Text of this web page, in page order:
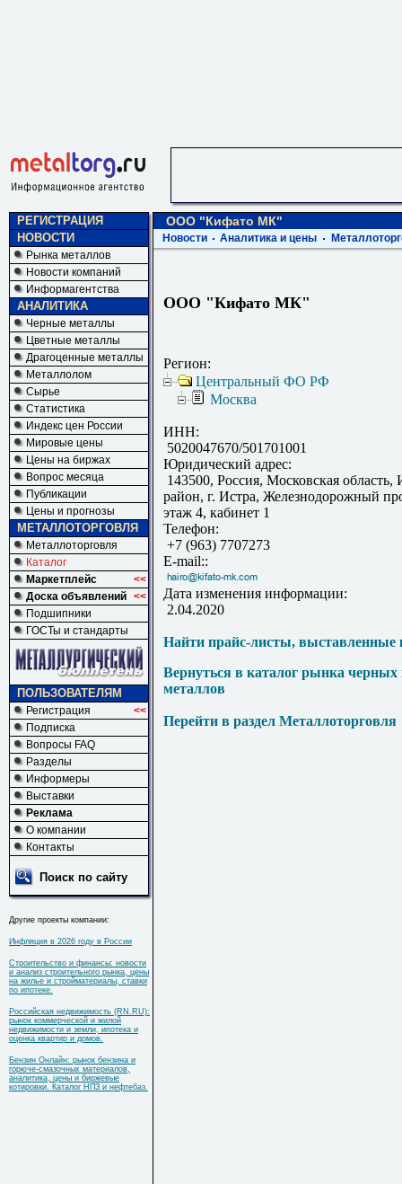
РЕГИСТРАЦИЯ
НОВОСТИ
Рынка металлов
Новости компаний
Информагентства
АНАЛИТИКА
Черные металлы
Цветные металлы
Драгоценные металлы
Металлолом
Сырье
Статистика
Индекс цен России
Мировые цены
Цены на биржах
Вопрос месяца
Публикации
Цены и прогнозы
МЕТАЛЛОТОРГОВЛЯ
Металлоторговля
Каталог
Маркетплейс
<<
Доска объявлений <<
Подшипники
ГОСТы и стандарты
ПОЛЬЗОВАТЕЛЯМ
Регистрация
<<
Подписка
Вопросы FAQ
Разделы
Информеры
Выставки
Реклама
О компании
Контакты
Поиск по сайту
Другие проекты компании:
Инфляция в 2026 году в России
Строительство и финансы: новости
и анализ строительного рынка, цены
на жилье и стройматериалы, ставки
по ипотеке.
Российская недвижимость (RN.RU):
рынок коммерческой и жилой
недвижимости и земли, ипотека и
оценка квартир и домов.
Бензин Онлайн: рынок бензина и
горюче-смазочных материалов,
аналитика, цены и биржевые
котировки. Каталог НПЗ и нефтебаз.
ООО "Кифато МК"
Новости Аналитика и цены
ООО "Кифато МК"
Регион:
Центральный ФО РФ
Москва
ИНН:
5020047670/501701001
Юридический адрес:
143500, Россия, Московская область,
район, г. Истра, Железнодорожный
этаж 4, кабинет 1
Телефон:
+7 (963) 7707273
E-mail::
Дата изменения информации:
2.04.2020
Найти прайс-листы, выставленные
Вернуться в каталог рынка
металлов
Перейти в раздел Металлоторговля